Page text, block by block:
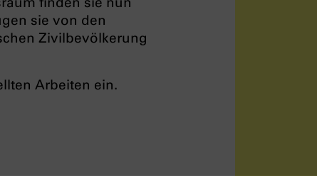
sie von den
Zivilbevölkerung
Arbeiten ein.